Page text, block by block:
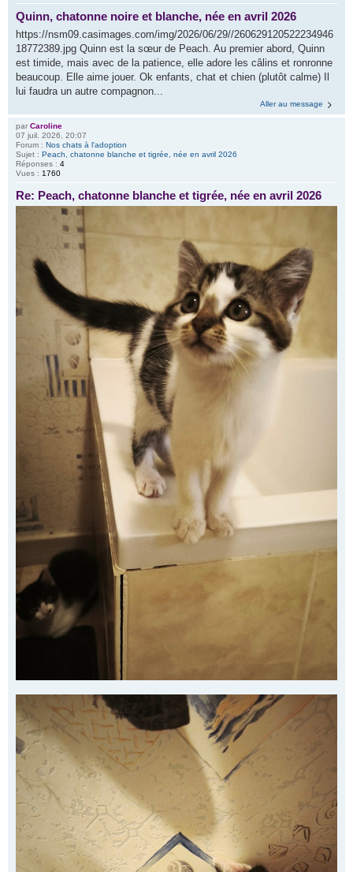
Quinn, chatonne noire et blanche, née en avril 2026
https://nsm09.casimages.com/img/2026/06/29//260629120522234946
18772389.jpg Quinn est la sœur de Peach. Au premier abord, Quinn
est timide, mais avec de la patience, elle adore les câlins et ronronne
beaucoup. Elle aime jouer. Ok enfants, chat et chien (plutôt calme) Il
lui faudra un autre compagnon...
Aller au message
par Caroline
07 juil. 2026, 20:07
Forum : Nos chats à l'adoption
Sujet : Peach, chatonne blanche et tigrée, née en avril 2026
Réponses : 4
Vues : 1760
Re: Peach, chatonne blanche et tigrée, née en avril 2026